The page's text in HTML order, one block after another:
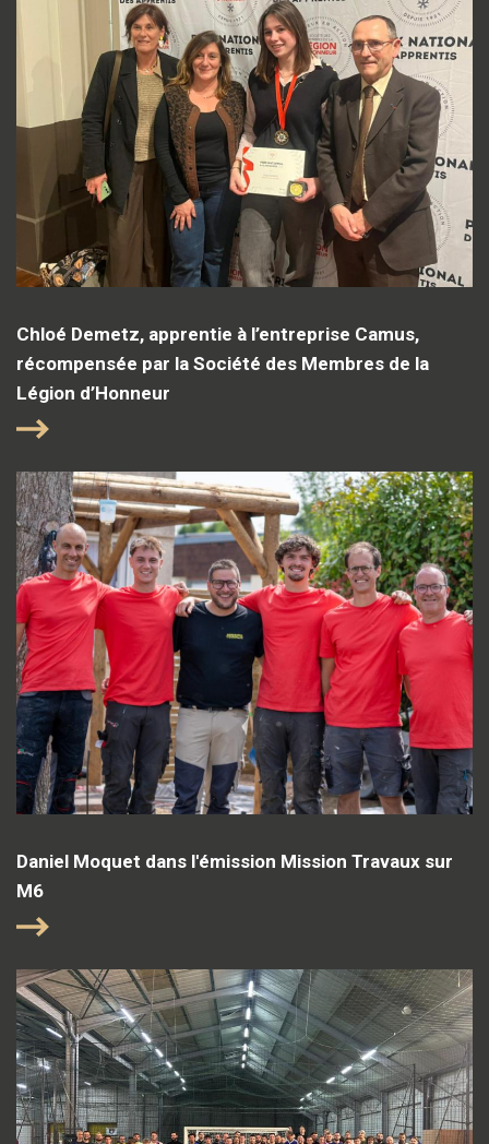
Chloé Demetz, apprentie à l’entreprise Camus,
récompensée par la Société des Membres de la
Légion d’Honneur
Daniel Moquet dans l'émission Mission Travaux sur
M6